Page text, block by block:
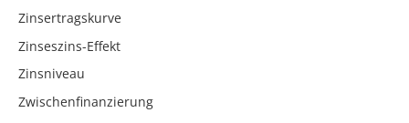
Zinsertragskurve
Zinseszins-Effekt
Zinsniveau
Zwischenfinanzierung